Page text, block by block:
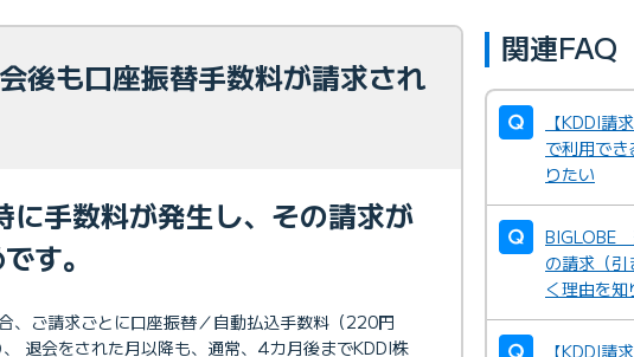
後も口座振替手数料が請求され
に手数料が発生し、その請求が
す。
、ご請求ごとに口座振替／自動払込手数料（220円
、 退会をされた月以降も、通常、4カ月後までKDDI株
関連FAQ
【KDDI請
で利用でき
りたい
BIGLOBE
の請求（
く理由を知
【KDDI請